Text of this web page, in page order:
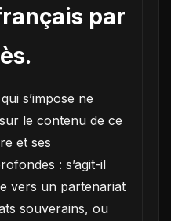
par
s’impose ne
le contenu de ce
et ses
: s’agit-il
vers un partenariat
souverains, ou